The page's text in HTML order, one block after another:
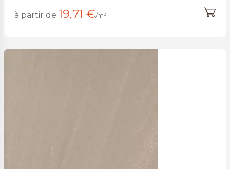
à partir de 19,71 €/m²